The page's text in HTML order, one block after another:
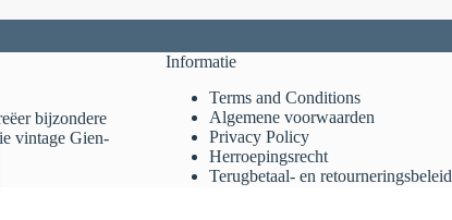
bijzondere
vintage Gien-
Informatie
Terms and Conditions
Algemene voorwaarden
Privacy Policy
Herroepingsrecht
Terugbetaal- en retourneringsbeleid